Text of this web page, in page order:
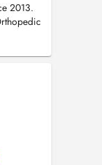
2013.
-
Work